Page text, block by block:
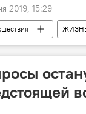
2019, 15:29